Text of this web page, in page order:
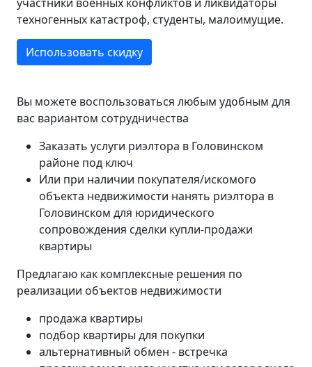
техногенных катастроф, студенты, малоимущие.
Использовать скидку
Вы можете воспользоваться любым удобным для
вас вариантом сотрудничества
Заказать услуги риэлтора в Головинском
районе под ключ
Или при наличии покупателя/искомого
объекта недвижимости нанять риэлтора в
Головинском для юридического
сопровождения сделки купли-продажи
квартиры
Предлагаю как комплексные решения по
реализации объектов недвижимости
продажа квартиры
подбор квартиры для покупки
альтернативный обмен - встречка